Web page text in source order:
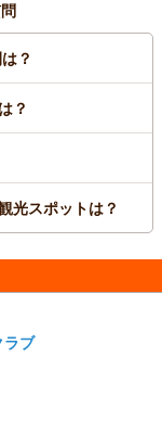
？
？
光スポットは？
ラブ